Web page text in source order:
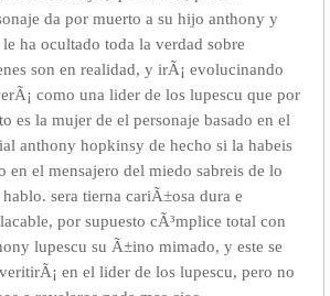
da por muerto a su hijo anthony y
le ha ocultado toda la verdad sobre
son en realidad, y irÃ¡ evolucinando
como una lider de los lupescu que por
es la mujer de el personaje basado en el
anthony hopkinsy de hecho si la habeis
en el mensajero del miedo sabreis de lo
hablo. sera tierna cariÃ±osa dura e
por supuesto cÃ³mplice total con
lupescu su Ã±ino mimado, y este se
en el lider de los lupescu, pero no